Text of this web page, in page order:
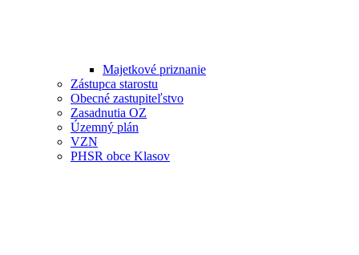
Majetkové priznanie
Zástupca starostu
Obecné zastupiteľstvo
Zasadnutia OZ
Územný plán
VZN
PHSR obce Klasov